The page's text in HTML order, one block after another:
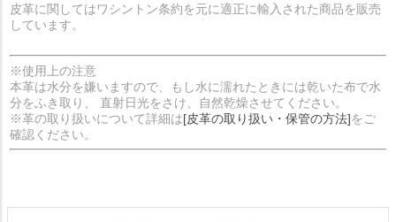
皮革に関してはワシントン条約を元に適正に輸入された商品を販売
しています。
※使用上の注意
本革は水分を嫌いますので、もし水に濡れたときには乾いた布で水
分をふき取り、 直射日光をさけ、自然乾燥させてください。
※革の取り扱いについて詳細は[皮革の取り扱い・保管の方法]をご
確認ください。